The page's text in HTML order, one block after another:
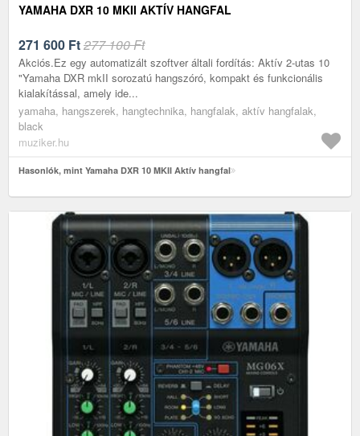
YAMAHA DXR 10 MKII AKTÍV HANGFAL
271 600 Ft277 100 Ft
Akciós.Ez egy automatizált szoftver általi fordítás: Aktív 2-utas 10
"Yamaha DXR mkII sorozatú hangszóró, kompakt és funkcionális
kialakítással, amely ide...
yamaha, hangszerek, hangtechnika, hangfalak, aktív hangfalak,
black
muziker.hu
Hasonlók, mint Yamaha DXR 10 MKII Aktív hangfal